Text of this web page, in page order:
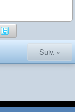
Suiv. »